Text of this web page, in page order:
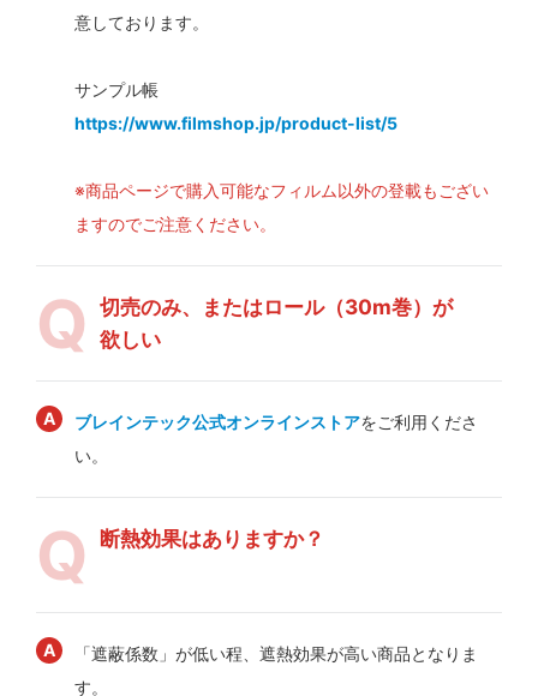
意しております。
サンプル帳
https://www.filmshop.jp/product-list/5
※商品ページで購入可能なフィルム以外の登載もござい
ますのでご注意ください。
切売のみ、またはロール（30m巻）が
欲しい
ブレインテック公式オンラインストアをご利用くださ
い。
断熱効果はありますか？
「遮蔽係数」が低い程、遮熱効果が高い商品となりま
す。